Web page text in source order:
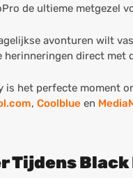
de ultieme metgezel
avonturen wilt
direct met
het perfecte moment
, Coolblue en
Tijdens